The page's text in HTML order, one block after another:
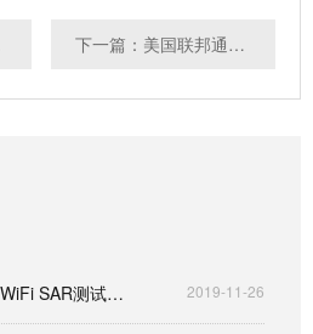
下一篇：美国联邦通信委员会通过新规，要求许可证持有者申报外国对手控制情况
【技术分析】解析5G WiFi SAR测试的部分要求 2019-11-26